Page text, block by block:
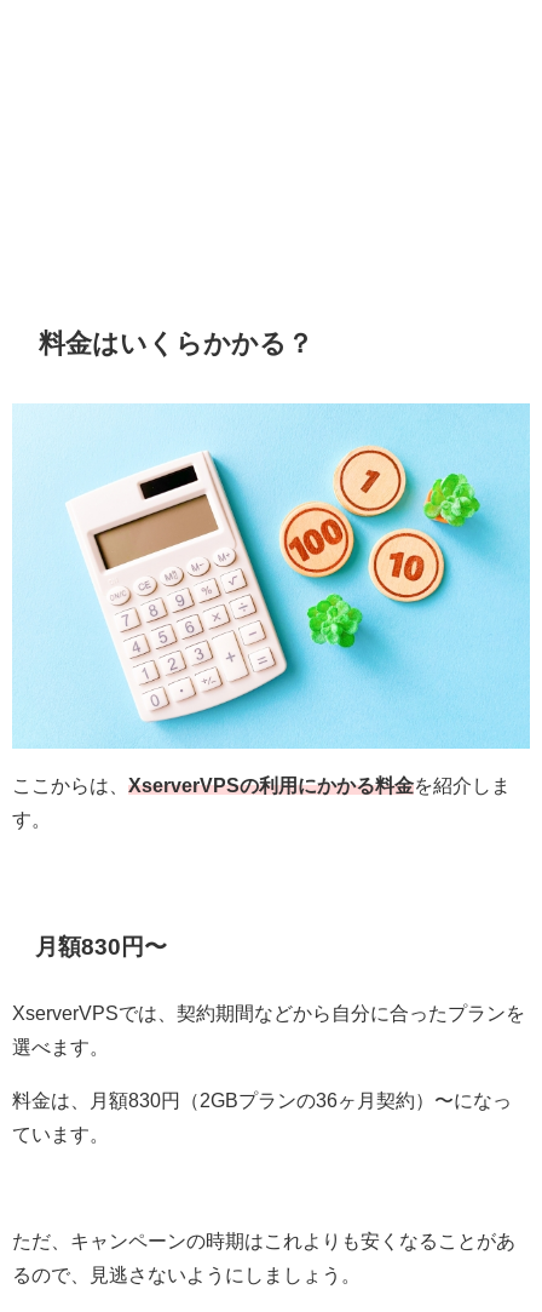
料金はいくらかかる？
ここからは、 XserverVPSの利用にかかる料金を紹介しま
す。
月額830円〜
XserverVPSでは、契約期間などから自分に合ったプランを
選べます。
料金は、月額830円（2GBプランの36ヶ月契約）〜になっ
ています。
ただ、キャンペーンの時期はこれよりも安くなることがあ
るので、見逃さないようにしましょう。